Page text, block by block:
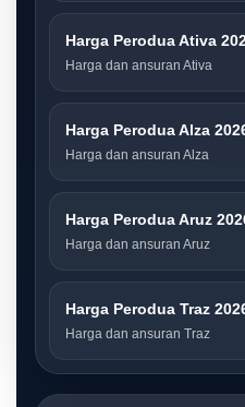
Harga Perodua Ativa
Harga dan ansuran Ativa
Harga Perodua Alza
Harga dan ansuran Alza
Harga Perodua Aruz
Harga dan ansuran Aruz
Harga Perodua Traz
Harga dan ansuran Traz